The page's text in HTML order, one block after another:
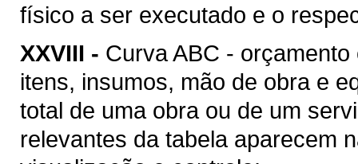
físico a ser executado e o
XXVIII - Curva ABC -
itens, insumos, mão de obra e
total de uma obra ou de um
relevantes da tabela aparecem